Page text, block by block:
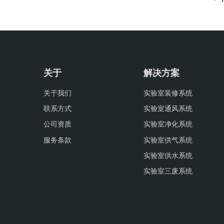
关于
关于我们
联系方式
公司资质
服务条款
解决方案
实验室装修系统
实验室通风系统
实验室净化系统
实验室供气系统
实验室供水系统
实验室三废系统